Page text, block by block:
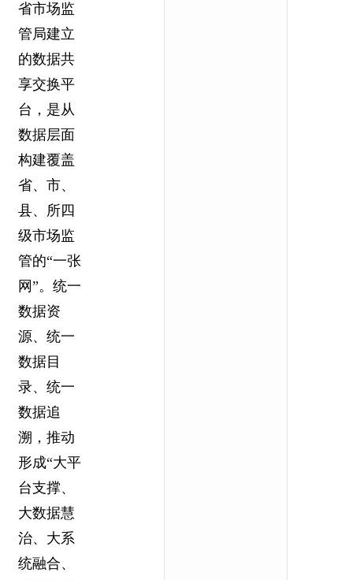
省市场监
管局建立
的数据共
享交换平
台，是从
数据层面
构建覆盖
省、市、
县、所四
级市场监
管的“一张
网”。统一
数据资
源、统一
数据目
录、统一
数据追
溯，推动
形成“大平
台支撑、
大数据慧
治、大系
统融合、